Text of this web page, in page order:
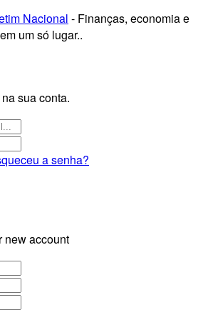
Nacional - Finanças, economia e
um só lugar..
sua conta.
a senha?
new account